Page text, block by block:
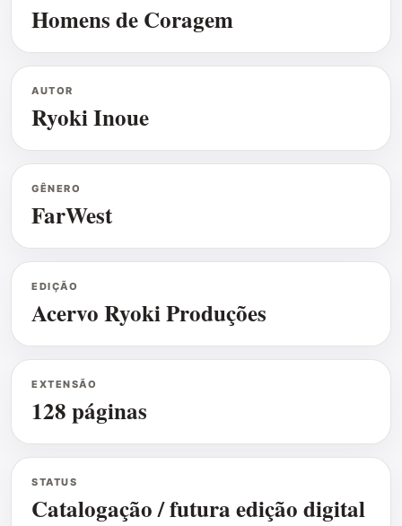
Homens de Coragem
AUTOR
Ryoki Inoue
GÊNERO
FarWest
EDIÇÃO
Acervo Ryoki Produções
EXTENSÃO
128 páginas
STATUS
Catalogação / futura edição digital